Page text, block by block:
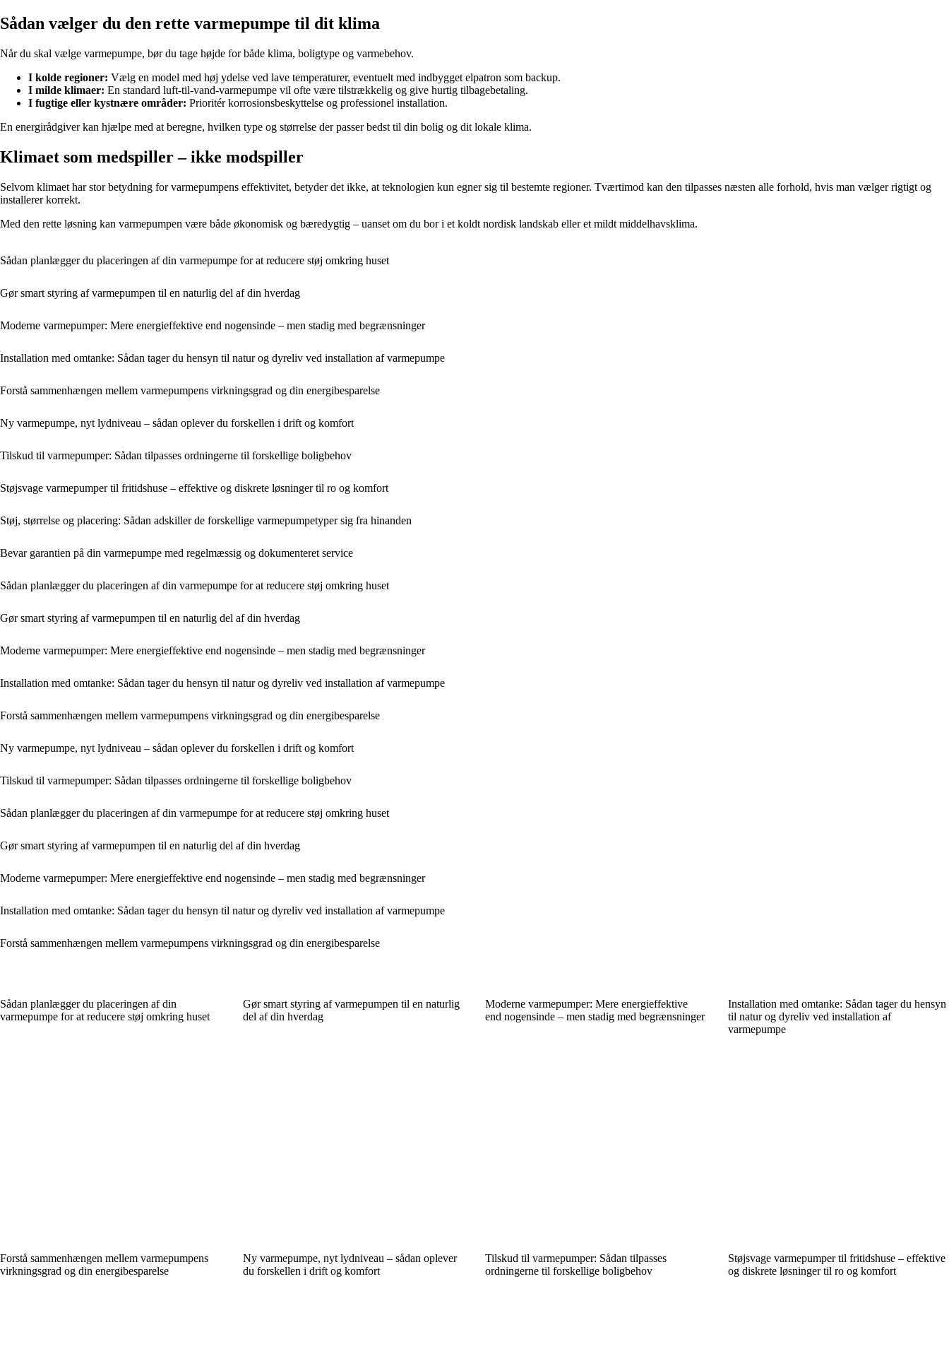
Sådan vælger du den rette varmepumpe til dit klima
Når du skal vælge varmepumpe, bør du tage højde for både klima, boligtype og varmebehov.
I kolde regioner: Vælg en model med høj ydelse ved lave temperaturer, eventuelt med indbygget elpatron som backup.
I milde klimaer: En standard luft-til-vand-varmepumpe vil ofte være tilstrækkelig og give hurtig tilbagebetaling.
I fugtige eller kystnære områder: Prioritér korrosionsbeskyttelse og professionel installation.
En energirådgiver kan hjælpe med at beregne, hvilken type og størrelse der passer bedst til din bolig og dit lokale klima.
Klimaet som medspiller – ikke modspiller
Selvom klimaet har stor betydning for varmepumpens effektivitet, betyder det ikke, at teknologien kun egner sig til bestemte regioner. Tværtimod kan den tilpasses næsten alle forhold, hvis man vælger rigtigt og
installerer korrekt.
Med den rette løsning kan varmepumpen være både økonomisk og bæredygtig – uanset om du bor i et koldt nordisk landskab eller et mildt middelhavsklima.
Sådan planlægger du placeringen af din varmepumpe for at reducere støj omkring huset
Gør smart styring af varmepumpen til en naturlig del af din hverdag
Moderne varmepumper: Mere energieffektive end nogensinde – men stadig med begrænsninger
Installation med omtanke: Sådan tager du hensyn til natur og dyreliv ved installation af varmepumpe
Forstå sammenhængen mellem varmepumpens virkningsgrad og din energibesparelse
Ny varmepumpe, nyt lydniveau – sådan oplever du forskellen i drift og komfort
Tilskud til varmepumper: Sådan tilpasses ordningerne til forskellige boligbehov
Støjsvage varmepumper til fritidshuse – effektive og diskrete løsninger til ro og komfort
Støj, størrelse og placering: Sådan adskiller de forskellige varmepumpetyper sig fra hinanden
Bevar garantien på din varmepumpe med regelmæssig og dokumenteret service
Sådan planlægger du placeringen af din varmepumpe for at reducere støj omkring huset
Gør smart styring af varmepumpen til en naturlig del af din hverdag
Moderne varmepumper: Mere energieffektive end nogensinde – men stadig med begrænsninger
Installation med omtanke: Sådan tager du hensyn til natur og dyreliv ved installation af varmepumpe
Forstå sammenhængen mellem varmepumpens virkningsgrad og din energibesparelse
Ny varmepumpe, nyt lydniveau – sådan oplever du forskellen i drift og komfort
Tilskud til varmepumper: Sådan tilpasses ordningerne til forskellige boligbehov
Sådan planlægger du placeringen af din varmepumpe for at reducere støj omkring huset
Gør smart styring af varmepumpen til en naturlig del af din hverdag
Moderne varmepumper: Mere energieffektive end nogensinde – men stadig med begrænsninger
Installation med omtanke: Sådan tager du hensyn til natur og dyreliv ved installation af varmepumpe
Forstå sammenhængen mellem varmepumpens virkningsgrad og din energibesparelse
Sådan planlægger du placeringen af din
varmepumpe for at reducere støj omkring huset
Gør smart styring af varmepumpen til en naturlig
del af din hverdag
Moderne varmepumper: Mere energieffektive
end nogensinde – men stadig med begrænsninger
Installation med omtanke: Sådan tager du hensyn
til natur og dyreliv ved installation af
varmepumpe
Forstå sammenhængen mellem varmepumpens
virkningsgrad og din energibesparelse
Ny varmepumpe, nyt lydniveau – sådan oplever
du forskellen i drift og komfort
Tilskud til varmepumper: Sådan tilpasses
ordningerne til forskellige boligbehov
Støjsvage varmepumper til fritidshuse – effektive
og diskrete løsninger til ro og komfort